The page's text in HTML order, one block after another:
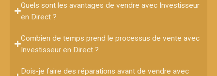
Quels sont les avantages de vendre avec Investisseur
en Direct ?
Combien de temps prend le processus de vente avec
Investisseur en Direct ?
Dois-je faire des réparations avant de vendre avec